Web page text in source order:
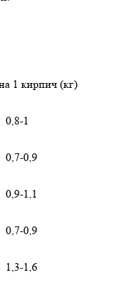
1 кирпич (кг)
0,8-1
0,7-0,9
0,9-1,1
0,7-0,9
1,3-1,6